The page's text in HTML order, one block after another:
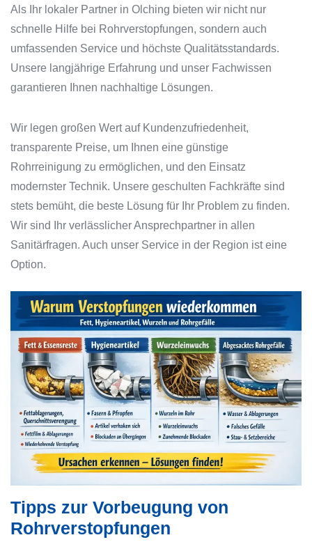
Als Ihr lokaler Partner in Olching bieten wir nicht nur
schnelle Hilfe bei Rohrverstopfungen, sondern auch
umfassenden Service und höchste Qualitätsstandards.
Unsere langjährige Erfahrung und unser Fachwissen
garantieren Ihnen nachhaltige Lösungen.
Wir legen großen Wert auf Kundenzufriedenheit,
transparente Preise, um Ihnen eine günstige
Rohrreinigung zu ermöglichen, und den Einsatz
modernster Technik. Unsere geschulten Fachkräfte sind
stets bemüht, die beste Lösung für Ihr Problem zu finden.
Wir sind Ihr verlässlicher Ansprechpartner in allen
Sanitärfragen. Auch unser Service in der Region ist eine
Option.
Tipps zur Vorbeugung von
Rohrverstopfungen